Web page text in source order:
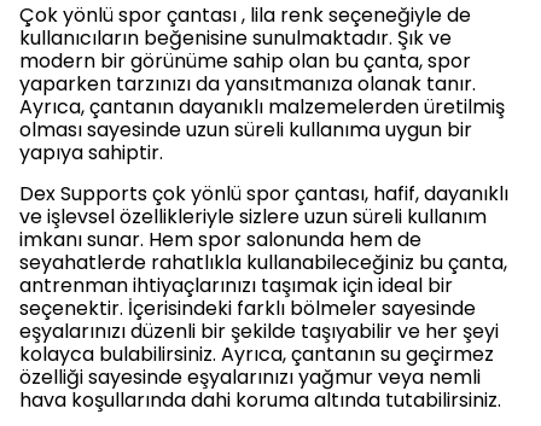
Çok yönlü spor çantası , lila renk seçeneğiyle de
kullanıcıların beğenisine sunulmaktadır. Şık ve
modern bir görünüme sahip olan bu çanta, spor
yaparken tarzınızı da yansıtmanıza olanak tanır.
Ayrıca, çantanın dayanıklı malzemelerden üretilmiş
olması sayesinde uzun süreli kullanıma uygun bir
yapıya sahiptir.
Dex Supports çok yönlü spor çantası, hafif, dayanıklı
ve işlevsel özellikleriyle sizlere uzun süreli kullanım
imkanı sunar. Hem spor salonunda hem de
seyahatlerde rahatlıkla kullanabileceğiniz bu çanta,
antrenman ihtiyaçlarınızı taşımak için ideal bir
seçenektir. İçerisindeki farklı bölmeler sayesinde
eşyalarınızı düzenli bir şekilde taşıyabilir ve her şeyi
kolayca bulabilirsiniz. Ayrıca, çantanın su geçirmez
özelliği sayesinde eşyalarınızı yağmur veya nemli
hava koşullarında dahi koruma altında tutabilirsiniz.